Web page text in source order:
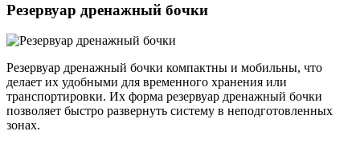
Резервуар дренажный бочки
Резервуар дренажный бочки компактны и мобильны, что
делает их удобными для временного хранения или
транспортировки. Их форма резервуар дренажный бочки
позволяет быстро развернуть систему в неподготовленных
зонах.